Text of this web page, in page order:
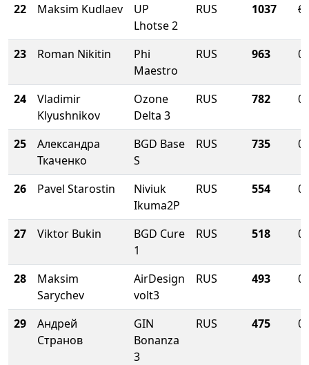
22 Maksim Kudlaev
UP
Lhotse 2
RUS 1037
23 Roman Nikitin
Phi
Maestro
RUS 963
24
Vladimir
Klyushnikov
Ozone
Delta 3
RUS 782
25
Александра
Ткаченко
BGD Base
S
RUS 735
26 Pavel Starostin
Niviuk
Ikuma2P
RUS 554
27 Viktor Bukin
BGD Cure
1
RUS 518
28
Maksim
Sarychev
AirDesign
volt3
RUS 493
29
Андрей
Странов
GIN
Bonanza
3
RUS 475